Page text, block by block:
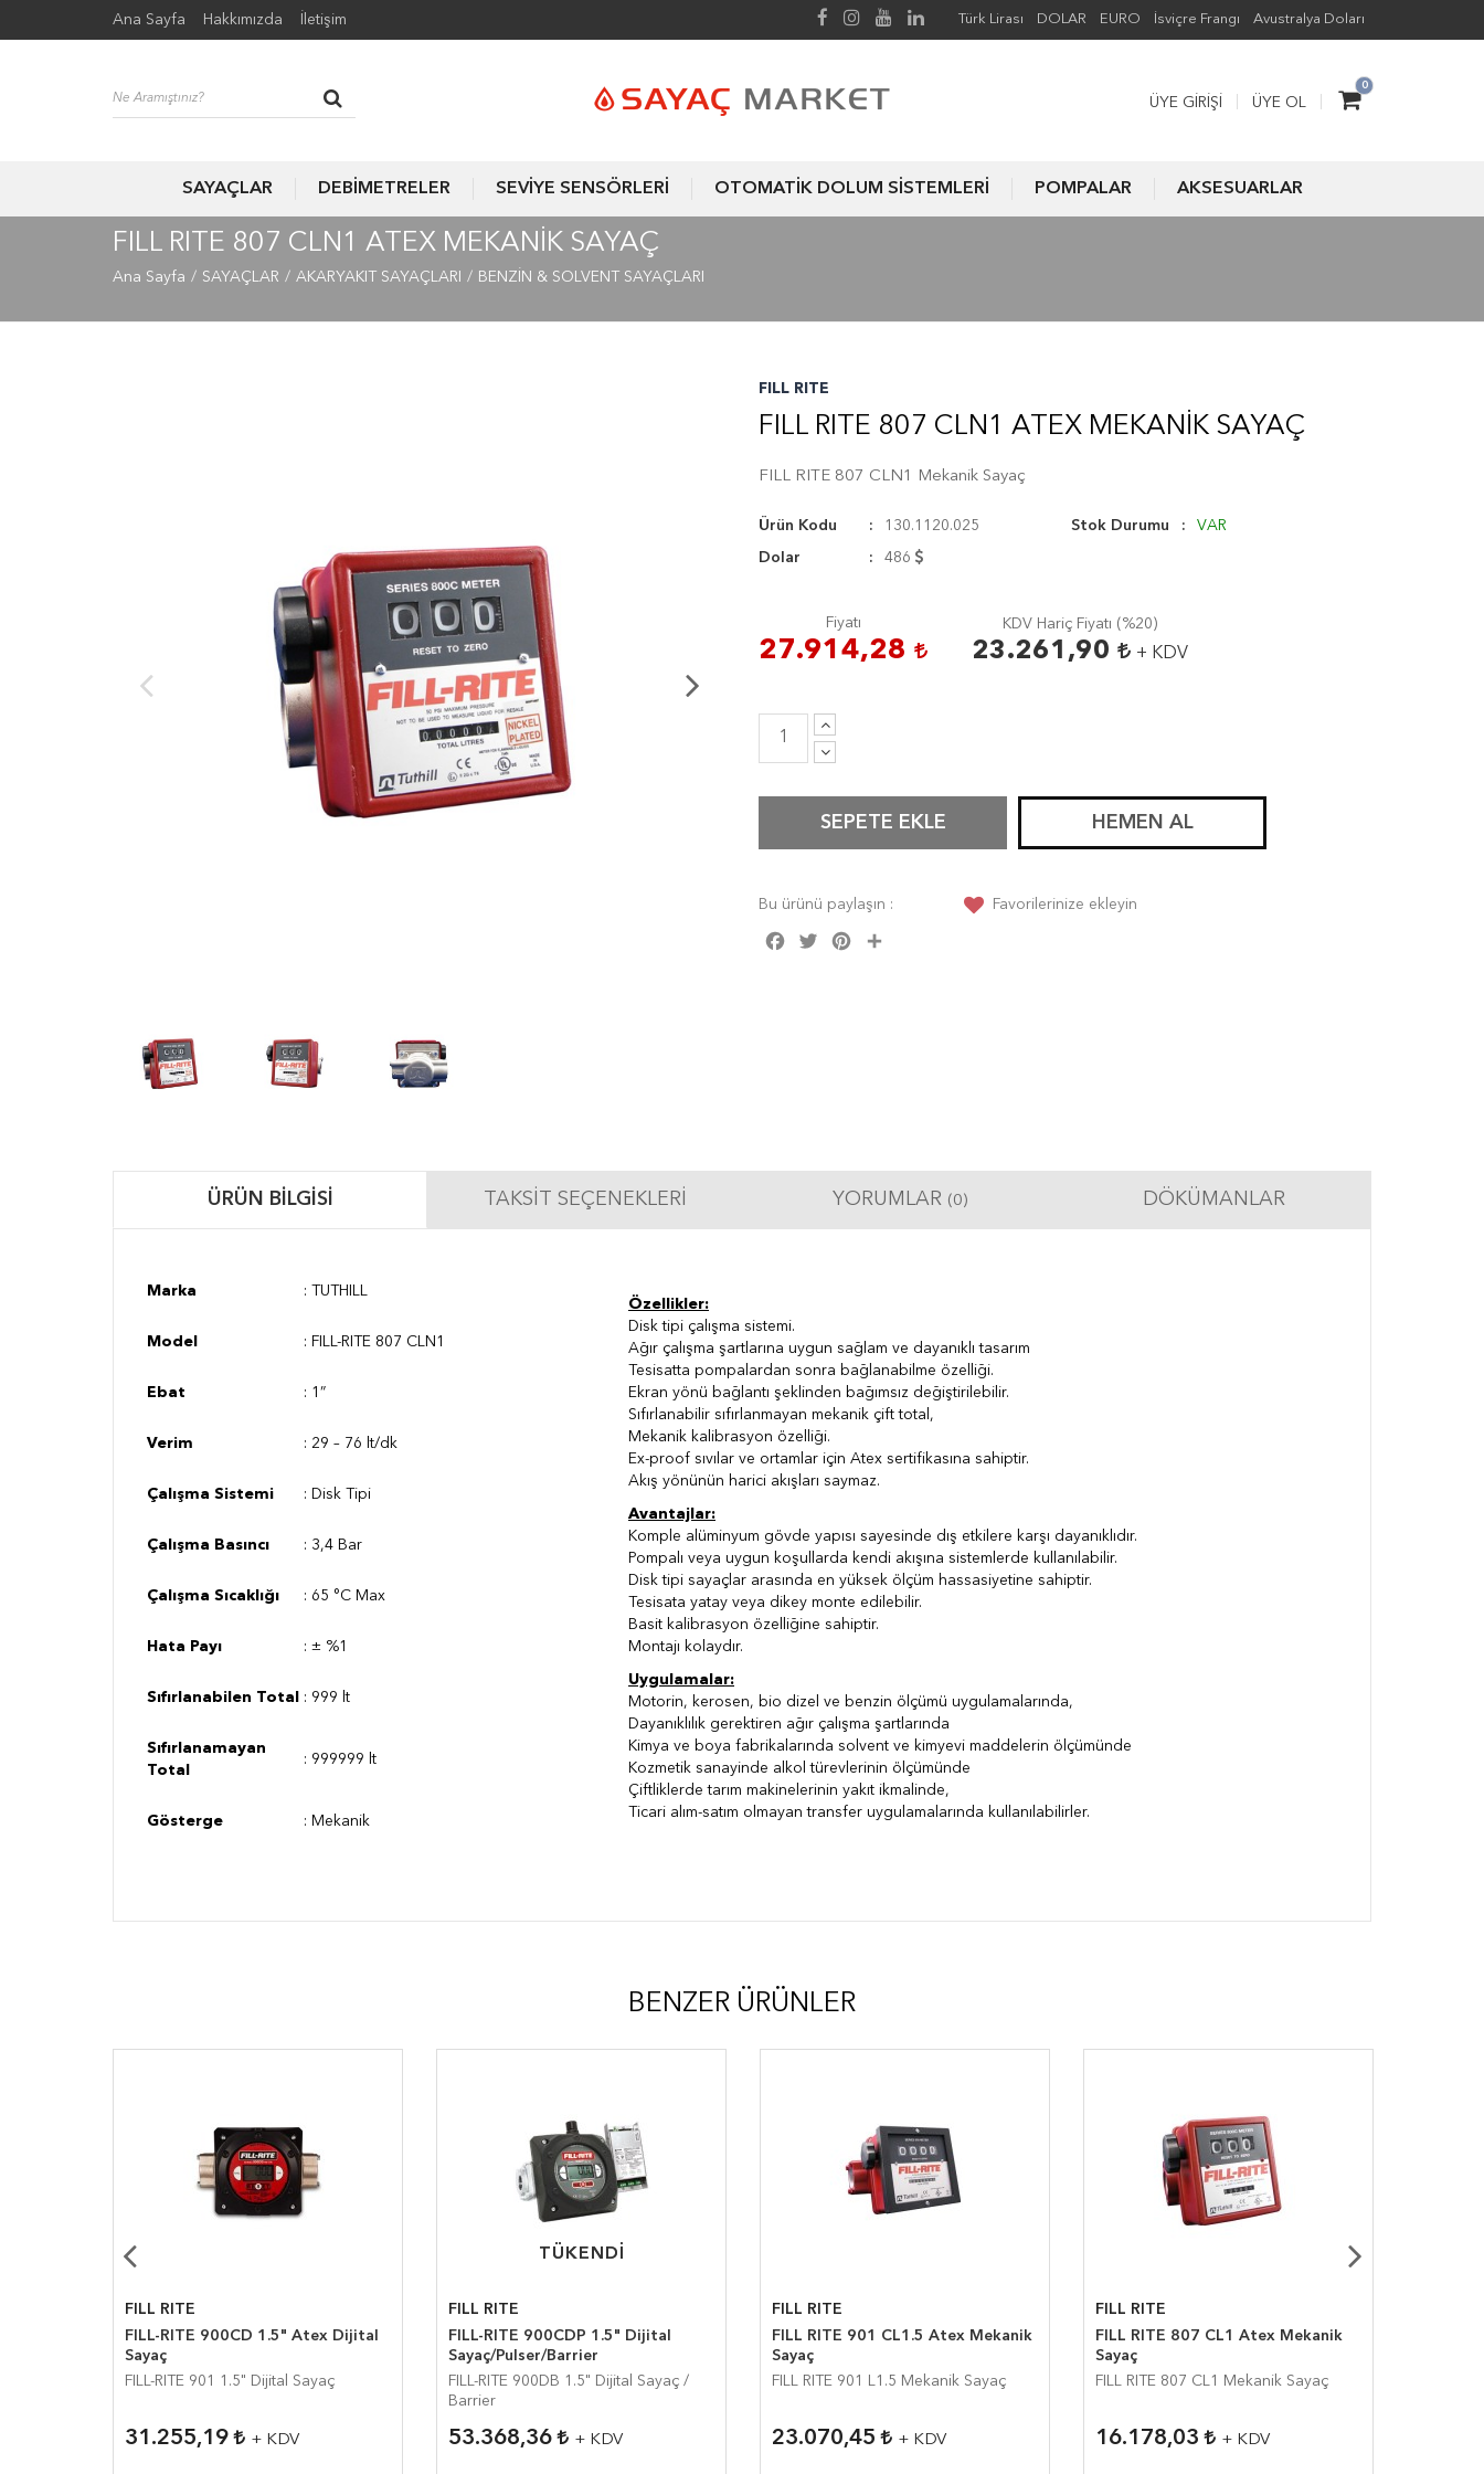
Ana Sayfa Hakkımızda İletişim Türk Lirası DOLAR EURO İsviçre Frangı Avustralya Doları
0
ÜYE GIRIŞI ÜYE OL
SAYAÇLAR DEBİMETRELER SEVİYE SENSÖRLERİ OTOMATİK DOLUM SİSTEMLERİ POMPALAR AKSESUARLAR
FILL RITE 807 CLN1 ATEX MEKANIK SAYAÇ
Ana Sayfa SAYAÇLAR AKARYAKIT SAYAÇLARI BENZİN & SOLVENT SAYAÇLARI
FILL RITE
FILL RITE 807 CLN1 ATEX MEKANIK SAYAÇ
FILL RITE 807 CLN1 Mekanik Sayaç
Ürün Kodu 130.1120.025 Stok Durumu VAR
Dolar 486
Fiyatı
27.914,28
KDV Hariç Fiyatı ( %20 )
23.261,90 + KDV
SEPETE EKLE HEMEN AL
Bu ürünü paylaşın :
Facebook
Twitter Pinterest
Favorilerinize ekleyin
ÜRÜN BILGISI TAKSIT SEÇENEKLERI YORUMLAR (0) DÖKÜMANLAR
Marka : TUTHILL
Model : FILL-RITE 807 CLN1
Ebat : 1”
Verim : 29 – 76 lt/dk
Çalışma Sistemi : Disk Tipi
Çalışma Basıncı : 3,4 Bar
Çalışma Sıcaklığı : 65 °C Max
Hata Payı : ± %1
Sıfırlanabilen Total : 999 lt
Sıfırlanamayan
Total
: 999999 lt
Gösterge : Mekanik
Özellikler:
Disk tipi çalışma sistemi.
Ağır çalışma şartlarına uygun sağlam ve dayanıklı tasarım
Tesisatta pompalardan sonra bağlanabilme özelliği.
Ekran yönü bağlantı şeklinden bağımsız değiştirilebilir.
Sıfırlanabilir sıfırlanmayan mekanik çift total,
Mekanik kalibrasyon özelliği.
Ex-proof sıvılar ve ortamlar için Atex sertifikasına sahiptir.
Akış yönünün harici akışları saymaz.
Avantajlar:
Komple alüminyum gövde yapısı sayesinde dış etkilere karşı dayanıklıdır.
Pompalı veya uygun koşullarda kendi akışına sistemlerde kullanılabilir.
Disk tipi sayaçlar arasında en yüksek ölçüm hassasiyetine sahiptir.
Tesisata yatay veya dikey monte edilebilir.
Basit kalibrasyon özelliğine sahiptir.
Montajı kolaydır.
Uygulamalar:
Motorin, kerosen, bio dizel ve benzin ölçümü uygulamalarında,
Dayanıklılık gerektiren ağır çalışma şartlarında
Kimya ve boya fabrikalarında solvent ve kimyevi maddelerin ölçümünde
Kozmetik sanayinde alkol türevlerinin ölçümünde
Çiftliklerde tarım makinelerinin yakıt ikmalinde,
Ticari alım-satım olmayan transfer uygulamalarında kullanılabilirler.
BENZER ÜRÜNLER
FILL RITE
FILL-RITE 900CD 1.5" Atex Dijital
Sayaç
FILL-RITE 901 1.5" Dijital Sayaç
31.255,19 + KDV
TÜKENDI
TÜKENDI
FILL RITE
FILL-RITE 900CDP 1.5" Dijital
Sayaç/Pulser/Barrier
FILL-RITE 900DB 1.5" Dijital Sayaç /
Barrier
53.368,36 + KDV
FILL RITE
FILL RITE 901 CL1.5 Atex Mekanik
Sayaç
FILL RITE 901 L1.5 Mekanik Sayaç
23.070,45 + KDV
FILL RITE
FILL RITE 807 CL1 Atex Mekanik
Sayaç
FILL RITE 807 CL1 Mekanik Sayaç
16.178,03 + KDV